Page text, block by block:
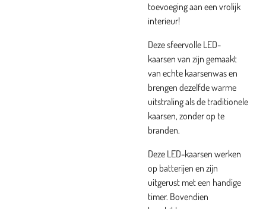
toevoeging aan een vrolijk
interieur!
Deze sfeervolle LED-
kaarsen van zijn gemaakt
van echte kaarsenwas en
brengen dezelfde warme
uitstraling als de traditionele
kaarsen, zonder op te
branden.
Deze LED-kaarsen werken
op batterijen en zijn
uitgerust met een handige
timer. Bovendien